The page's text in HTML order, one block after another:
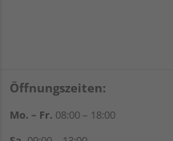
Öffnungszeiten:
Mo. – Fr. 08:00 – 18:00